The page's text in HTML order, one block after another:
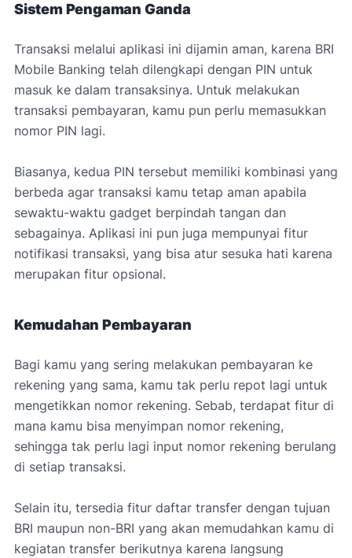
Sistem Pengaman Ganda
Transaksi melalui aplikasi ini dijamin aman, karena BRI
Mobile Banking telah dilengkapi dengan PIN untuk
masuk ke dalam transaksinya. Untuk melakukan
transaksi pembayaran, kamu pun perlu memasukkan
nomor PIN lagi.
Biasanya, kedua PIN tersebut memiliki kombinasi yang
berbeda agar transaksi kamu tetap aman apabila
sewaktu-waktu gadget berpindah tangan dan
sebagainya. Aplikasi ini pun juga mempunyai fitur
notifikasi transaksi, yang bisa atur sesuka hati karena
merupakan fitur opsional.
Kemudahan Pembayaran
Bagi kamu yang sering melakukan pembayaran ke
rekening yang sama, kamu tak perlu repot lagi untuk
mengetikkan nomor rekening. Sebab, terdapat fitur di
mana kamu bisa menyimpan nomor rekening,
sehingga tak perlu lagi input nomor rekening berulang
di setiap transaksi.
Selain itu, tersedia fitur daftar transfer dengan tujuan
BRI maupun non-BRI yang akan memudahkan kamu di
kegiatan transfer berikutnya karena langsung